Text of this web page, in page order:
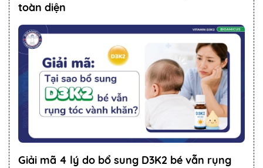
toàn diện
Giải mã 4 lý do bổ sung D3K2 bé vẫn rụng